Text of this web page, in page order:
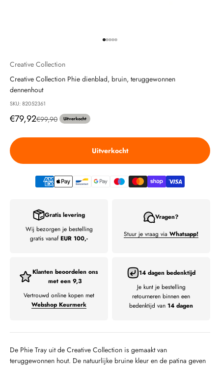
Creative Collection
Creative Collection Phie dienblad, bruin, teruggewonnen
dennenhout
SKU: 82052361
Aanbiedingsprijs
€79,92Normale prijs
€99,90 Uitverkocht
Uitverkocht
Gratis levering
Wij bezorgen je bestelling
gratis vanafEUR 100,-
Vragen?
Stuur je vraag via Whatsapp!
Klanten beoordelen ons
met een 9,3
Vertrouwd online kopen met
Webshop Keurmerk
14 dagen bedenktijd
Je kunt je bestelling
retourneren binnen een
bedenktijd van 14 dagen
De Phie Tray uit de Creative Collection is gemaakt van
teruggewonnen hout. De natuurlijke bruine kleur en de patina geven